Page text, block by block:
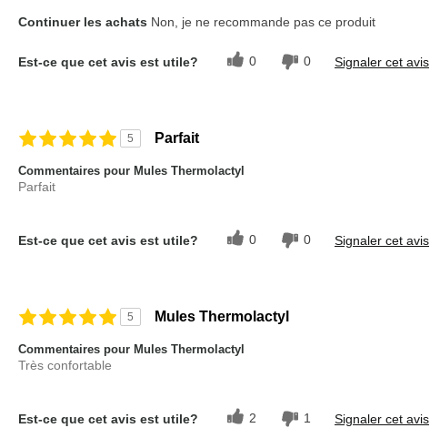
Le pour Le contre
Continuer les achats Non, je ne recommande pas ce produit
Est-ce que cet avis est utile? 0 0 Signaler cet avis
5 Parfait
Commentaires pour Mules Thermolactyl
Parfait
Est-ce que cet avis est utile? 0 0 Signaler cet avis
5 Mules Thermolactyl
Commentaires pour Mules Thermolactyl
Très confortable
Est-ce que cet avis est utile? 2 1 Signaler cet avis